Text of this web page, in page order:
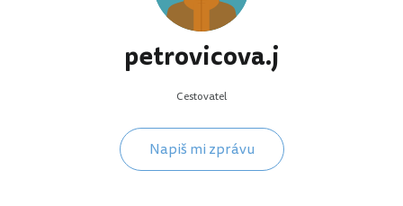
petrovicova.j
Cestovatel
Napiš mi zprávu